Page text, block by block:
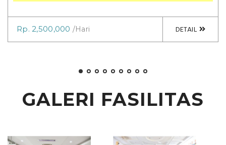
Rp. 2,500,000 /Hari DETAIL
GALERI FASILITAS